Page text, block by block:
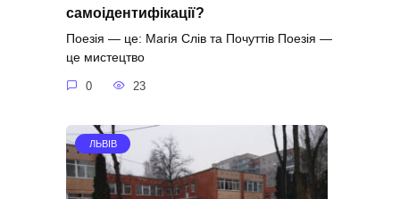
самоідентифікації?
Поезія — це: Магія Слів та Почуттів Поезія —
це мистецтво
0 23
ЛЬВІВ